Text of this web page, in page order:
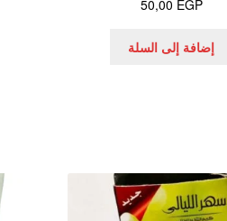
50,00 EGP
إضافة إلى السلة